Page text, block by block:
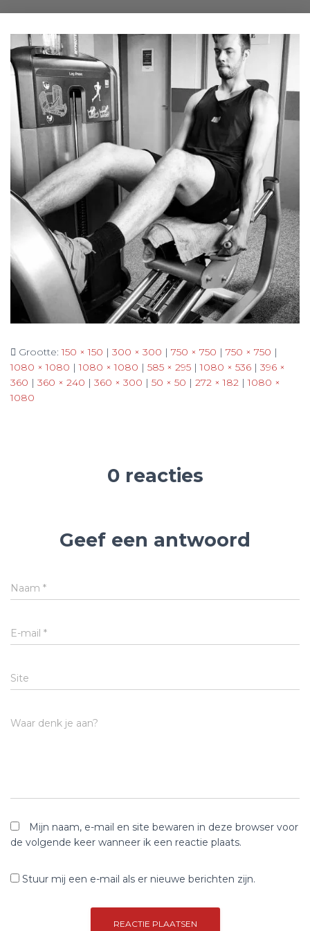
Grootte:150 × 150 | 300 × 300 | 750 × 750 | 750 × 750 |
1080 × 1080 | 1080 × 1080 | 585 × 295 | 1080 × 536 | 396 ×
360 | 360 × 240 | 360 × 300 | 50 × 50 | 272 × 182 | 1080 ×
1080
0 reacties
Geef een antwoord
Naam *
E-mail *
Site
Waar denk je aan?
Mijn naam, e-mail en site bewaren in deze browser voor
de volgende keer wanneer ik een reactie plaats.
Stuur mij een e-mail als er nieuwe berichten zijn.